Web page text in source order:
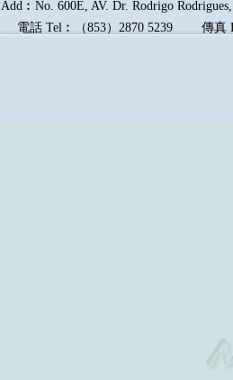
Add︰No. 600E, AV. Dr. Rodrigo
電話 Tel︰（853）2870 5239傳真